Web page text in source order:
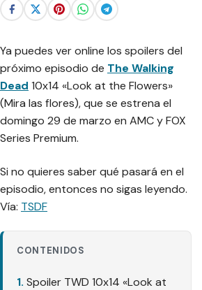
Ya puedes ver online los spoilers del
próximo episodio de The Walking
Dead 10x14 «Look at the Flowers»
(Mira las flores), que se estrena el
domingo 29 de marzo en AMC y FOX
Series Premium.
Si no quieres saber qué pasará en el
episodio, entonces no sigas leyendo.
Vía: TSDF
CONTENIDOS
Spoiler TWD 10x14 «Look at